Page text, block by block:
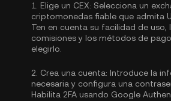
1. Elige un CEX: Selecciona un
criptomonedas fiable que admita
Ten en cuenta su facilidad de uso,
comisiones y los métodos de
elegirlo.
2. Crea una cuenta: Introduce la
necesaria y configura una
Habilita 2FA usando Google